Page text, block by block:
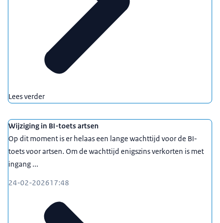
Lees verder
Wijziging in BI-toets artsen
Op dit moment is er helaas een lange wachttijd voor de BI-
toets voor artsen. Om de wachttijd enigszins verkorten is met
ingang ...
24-02-202617:48